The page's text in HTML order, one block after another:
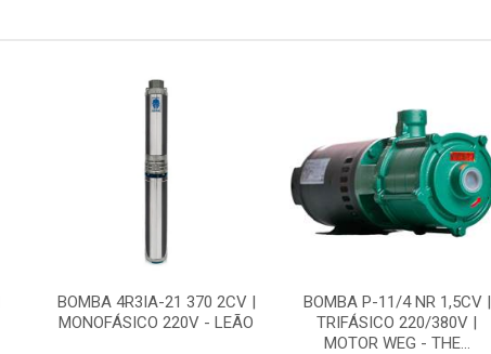
BOMBA 4R3IA-21 370 2CV |
MONOFÁSICO 220V - LEÃO
BOMBA P-11/4 NR 1,5CV |
TRIFÁSICO 220/380V |
MOTOR WEG - THE...